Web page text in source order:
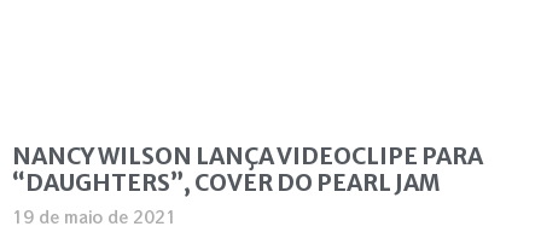
NANCY WILSON LANÇA VIDEOCLIPE PARA
“DAUGHTERS”, COVER DO PEARL JAM
19 de maio de 2021